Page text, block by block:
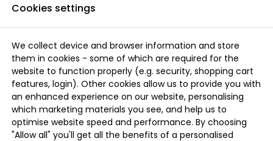
Cookies settings
We collect device and browser information and store
them in cookies - some of which are required for the
website to function properly (e.g. security, shopping cart
features, login). Other cookies allow us to provide you with
an enhanced experience on our website, personalising
which marketing materials you see, and help us to
optimise website speed and performance. By choosing
"Allow all" you'll get all the benefits of a personalised